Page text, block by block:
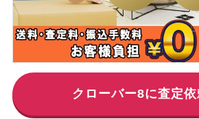
クローバー8に査定